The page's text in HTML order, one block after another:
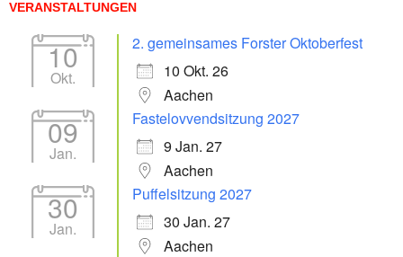
VERANSTALTUNGEN
10
Okt.
2. gemeinsames Forster Oktoberfest
10 Okt. 26
Aachen
09
Jan.
Fastelovvendsitzung 2027
9 Jan. 27
Aachen
30
Jan.
Puffelsitzung 2027
30 Jan. 27
Aachen